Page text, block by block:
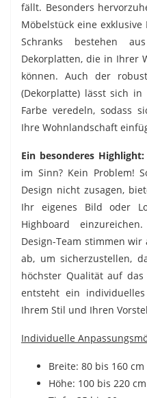
fällt. Besonders
Möbelstück eine
Schranks bestehen
Dekorplatten, die in Ihrer
können. Auch der
(Dekorplatte) lässt sich
Farbe veredeln, sodass
Ihre Wohnlandschaft
Ein besonderes Highlight:
im Sinn? Kein Problem!
Design nicht zusagen,
Ihr eigenes Bild oder
Highboard
Design-Team stimmen
ab, um sicherzustellen,
höchster Qualität auf
entsteht ein
Ihrem Stil und Ihren
Individuelle
Breite: 80 bis 160 cm
Höhe: 100 bis 220